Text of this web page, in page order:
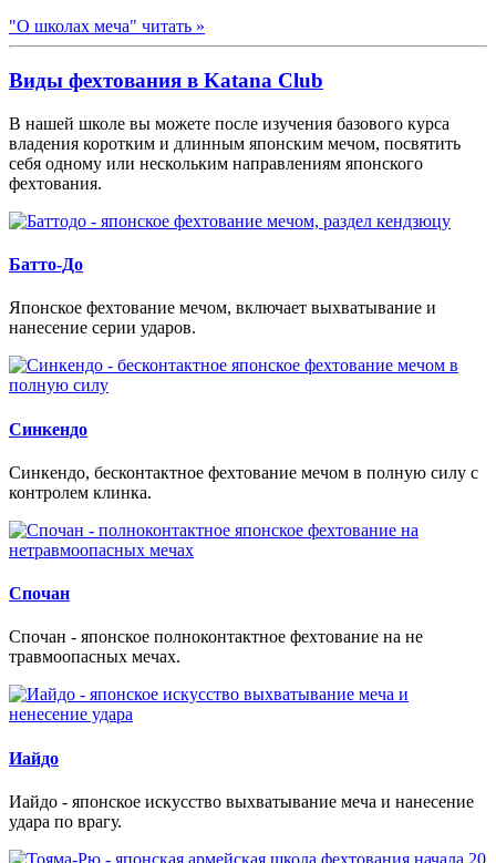
"О школах меча" читать »
Виды фехтования в Katana Club
В нашей школе вы можете после изучения базового курса
владения коротким и длинным японским мечом, посвятить
себя одному или нескольким направлениям японского
фехтования.
Батто-До
Японское фехтование мечом, включает выхватывание и
нанесение серии ударов.
Синкендо
Синкендо, бесконтактное фехтование мечом в полную силу с
контролем клинка.
Спочан
Спочан - японское полноконтактное фехтование на не
травмоопасных мечах.
Иайдо
Иайдо - японское искусство выхватывание меча и нанесение
удара по врагу.